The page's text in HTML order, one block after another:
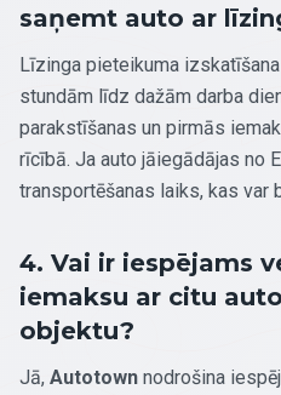
saņemt auto ar
Līzinga pieteikuma
stundām līdz dažām darba
parakstīšanas un pirmās
rīcībā. Ja auto jāiegādājas no
transportēšanas laiks, kas var
4. Vai ir iespējams
iemaksu ar citu
objektu?
Jā, Autotown nodrošina